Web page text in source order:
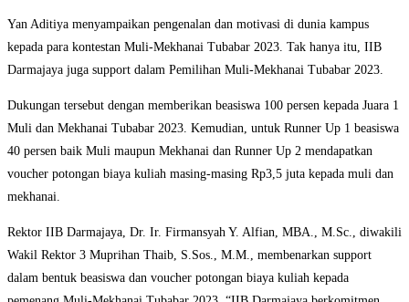
Yan Aditiya menyampaikan pengenalan dan motivasi di dunia kampus
kepada para kontestan Muli-Mekhanai Tubabar 2023. Tak hanya itu, IIB
Darmajaya juga support dalam Pemilihan Muli-Mekhanai Tubabar 2023.
Dukungan tersebut dengan memberikan beasiswa 100 persen kepada Juara 1
Muli dan Mekhanai Tubabar 2023. Kemudian, untuk Runner Up 1 beasiswa
40 persen baik Muli maupun Mekhanai dan Runner Up 2 mendapatkan
voucher potongan biaya kuliah masing-masing Rp3,5 juta kepada muli dan
mekhanai.
Rektor IIB Darmajaya, Dr. Ir. Firmansyah Y. Alfian, MBA., M.Sc., diwakili
Wakil Rektor 3 Muprihan Thaib, S.Sos., M.M., membenarkan support
dalam bentuk beasiswa dan voucher potongan biaya kuliah kepada